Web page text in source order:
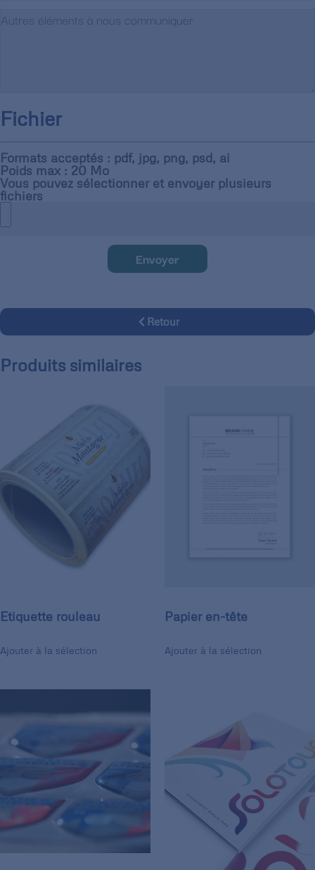
Fichier
Formats acceptés : pdf, jpg, png, psd, ai
Poids max : 20 Mo
Vous pouvez sélectionner et envoyer plusieurs
fichiers
Envoyer
Retour
Produits similaires
Etiquette rouleau
Ajouter à la sélection
Papier en-tête
Ajouter à la sélection